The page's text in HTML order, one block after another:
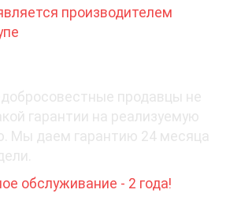
производителем
продавцы не
гарантии на реализуемую
Мы даем гарантию 24 месяца
обслуживание - 2 года!